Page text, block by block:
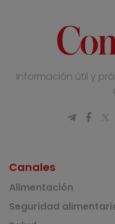
Información útil y
Canales
Alimentación
Seguridad